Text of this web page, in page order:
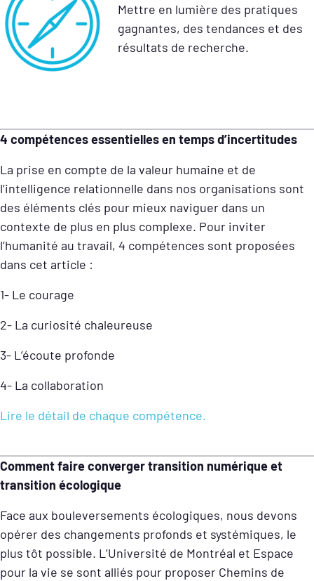
Mettre en lumière des pratiques
gagnantes, des tendances et des
résultats de recherche.
4 compétences essentielles en temps d’incertitudes
La prise en compte de la valeur humaine et de
l’intelligence relationnelle dans nos organisations sont
des éléments clés pour mieux naviguer dans un
contexte de plus en plus complexe. Pour inviter
l’humanité au travail, 4 compétences sont proposées
dans cet article :
1- Le courage
2- La curiosité chaleureuse
3- L’écoute profonde
4- La collaboration
Lire le détail de chaque compétence.
Comment faire converger transition numérique et
transition écologique
Face aux bouleversements écologiques, nous devons
opérer des changements profonds et systémiques, le
plus tôt possible. L’Université de Montréal et Espace
pour la vie se sont alliés pour proposer Chemins de